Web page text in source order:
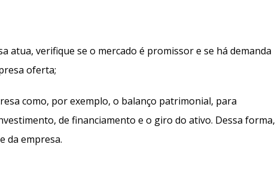
atua, verifique se o mercado é promissor e se há demanda
oferta;
como, por exemplo, o balanço patrimonial, para
de financiamento e o giro do ativo. Dessa forma,
da empresa.